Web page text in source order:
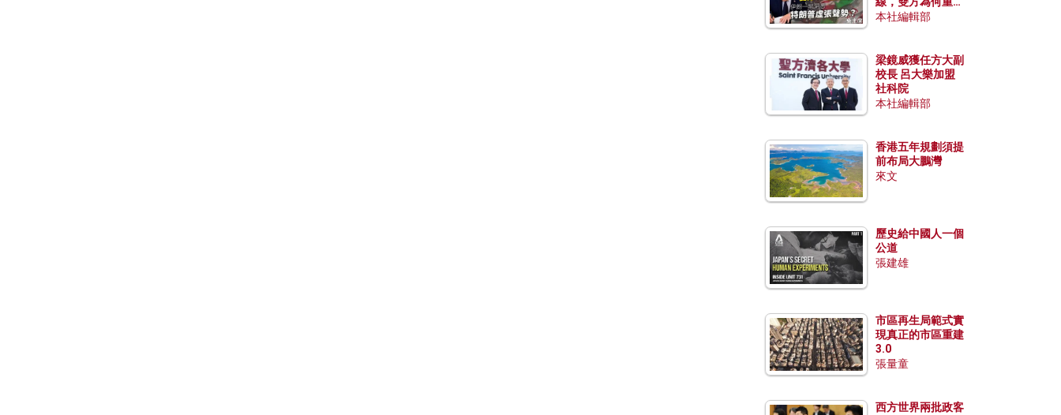
戰爭？伊朗一早洞
本社編輯部
梁鏡威獲任方大副
校長 呂大樂加盟
社科院
本社編輯部
香港五年規劃須提
前布局大鵬灣
來文
歷史給中國人一個
公道
張建雄
市區再生局範式實
現真正的市區重建
3.0
張量童
西方世界兩批政客